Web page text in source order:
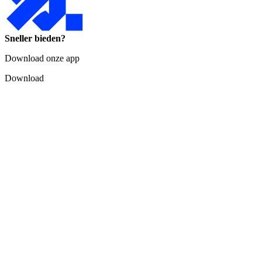
Sneller bieden?
Download onze app
Download